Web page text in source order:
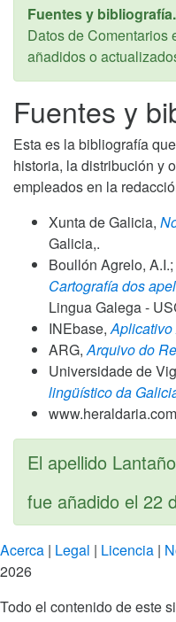
Fuentes y bibliografía.
Datos de Comentarios
añadidos o
Fuentes y
Esta es la bibliografía
historia, la distribución y
empleados en la
Xunta de Galicia,
Galicia,.
Boullón Agrelo,
Cartografía dos
Lingua Galega -
INEbase,
ARG,Arquivo do
Universidade de
lingüístico da
El apellido Lantaño
fue añadido el 22
Acerca | Legal | Licencia |
2026
Todo el contenido de este